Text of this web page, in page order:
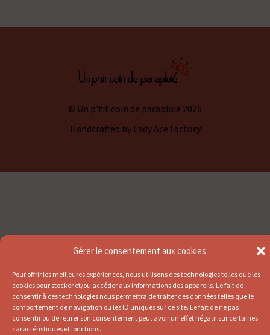
Gérer le consentement aux cookies
Pour offrir les meilleures expériences, nous utilisons des technologies telles que les
cookies pour stocker et/ou accéder aux informations des appareils. Le fait de
consentir à ces technologies nous permettra de traiter des données telles que le
comportement de navigation ou les ID uniques sur ce site. Le fait de ne pas
consentir ou de retirer son consentement peut avoir un effet négatif sur certaines
caractéristiques et fonctions.
© Un p'tit coin de parapluie 2026
Handcrafted by Lady Ace Factory